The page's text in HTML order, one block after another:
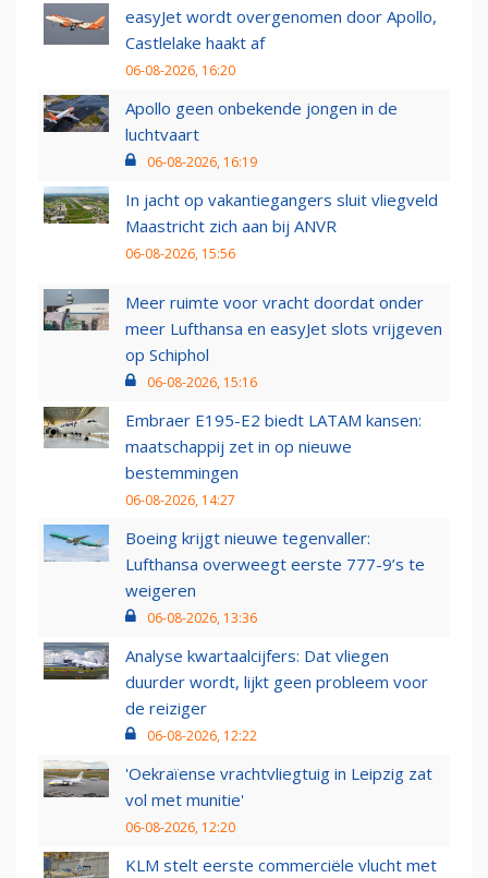
easyJet wordt overgenomen door Apollo,
Castlelake haakt af
06-08-2026, 16:20
Apollo geen onbekende jongen in de
luchtvaart
06-08-2026, 16:19
In jacht op vakantiegangers sluit vliegveld
Maastricht zich aan bij ANVR
06-08-2026, 15:56
Meer ruimte voor vracht doordat onder
meer Lufthansa en easyJet slots vrijgeven
op Schiphol
06-08-2026, 15:16
Embraer E195-E2 biedt LATAM kansen:
maatschappij zet in op nieuwe
bestemmingen
06-08-2026, 14:27
Boeing krijgt nieuwe tegenvaller:
Lufthansa overweegt eerste 777-9’s te
weigeren
06-08-2026, 13:36
Analyse kwartaalcijfers: Dat vliegen
duurder wordt, lijkt geen probleem voor
de reiziger
06-08-2026, 12:22
'Oekraïense vrachtvliegtuig in Leipzig zat
vol met munitie'
06-08-2026, 12:20
KLM stelt eerste commerciële vlucht met